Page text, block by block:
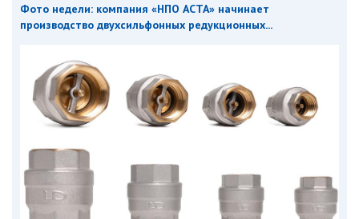
Фото недели: компания «НПО АСТА» начинает
производство двухсильфонных редукционных...